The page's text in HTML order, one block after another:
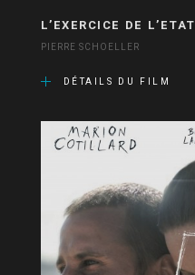
L’EXERCICE DE L’ETAT
PIERRE SCHOELLER
DÉTAILS DU FILM